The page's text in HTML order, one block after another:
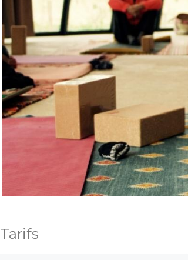
Tarifs